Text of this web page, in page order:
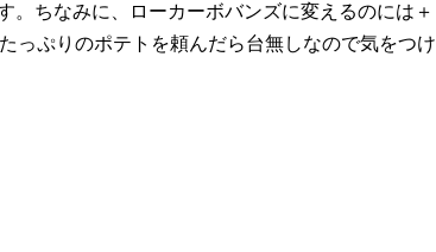
。ちなみに、ローカーボバンズに変えるのには＋
っぷりのポテトを頼んだら台無しなので気をつけ